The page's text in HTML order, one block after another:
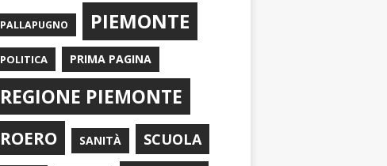
PALLAPUGNO PIEMONTE
POLITICA PRIMA PAGINA
REGIONE PIEMONTE
ROERO SANITÀ SCUOLA